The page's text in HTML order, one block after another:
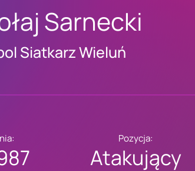
Sarnecki
Siatkarz Wieluń
Pozycja:
Atakujący